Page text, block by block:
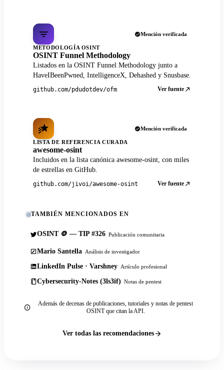
Mención verificada
METODOLOGÍA OSINT
OSINT Funnel Methodology
Listados en la OSINT Funnel Methodology junto a
HaveIBeenPwned, IntelligenceX, Dehashed y Snusbase.
github.com/pdudotdev/ofm Ver fuente
Mención verificada
LISTA DE REFERENCIA CURADA
awesome-osint
Incluidos en la lista canónica awesome-osint, con miles
de estrellas en GitHub.
github.com/jivoi/awesome-osint Ver fuente
TAMBIÉN MENCIONADOS EN
OSINT 🪙 — TIP #326 Publicación comunitaria
Mario Santella Análisis de investigador
LinkedIn Pulse · Varshney Artículo profesional
Cybersecurity-Notes (3ls3if) Notas de pentest
Además de decenas de publicaciones, tutoriales y notas de pentest
OSINT que citan la API.
Ver todas las recomendaciones